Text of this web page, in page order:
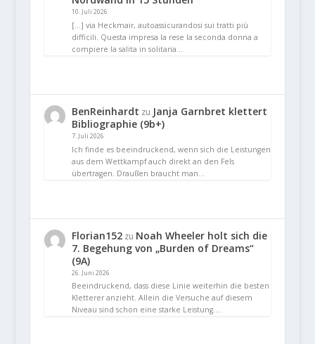
10. Juli 2026
[…] via Heckmair, autoassicurandosi sui tratti più
difficili. Questa impresa la rese la seconda donna a
compiere la salita in solitaria…
BenReinhardt zu Janja Garnbret klettert
Bibliographie (9b+)
7. Juli 2026
Ich finde es beeindruckend, wenn sich die Leistungen
aus dem Wettkampf auch direkt an den Fels
übertragen. Draußen braucht man…
Florian152zu Noah Wheeler holt sich die
7. Begehung von „Burden of Dreams“
(9A)
26. Juni 2026
Beeindruckend, dass diese Linie weiterhin die besten
Kletterer anzieht. Allein die Versuche auf diesem
Niveau sind schon eine starke Leistung.…